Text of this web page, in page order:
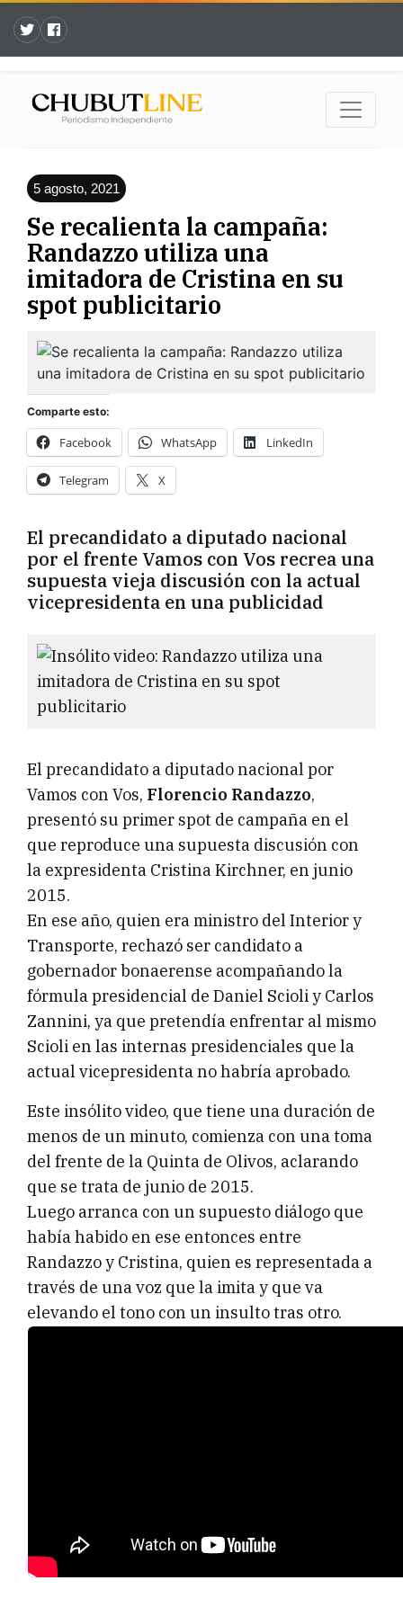
5 agosto, 2021
Se recalienta la campaña:
Randazzo utiliza una
imitadora de Cristina en su
spot publicitario
Comparte esto:
Facebook WhatsApp LinkedIn
Telegram X
El precandidato a diputado nacional
por el frente Vamos con Vos recrea una
supuesta vieja discusión con la actual
vicepresidenta en una publicidad
El precandidato a diputado nacional por
Vamos con Vos, Florencio Randazzo,
presentó su primer spot de campaña en el
que reproduce una supuesta discusión con
la expresidenta Cristina Kirchner, en junio
2015.
En ese año, quien era ministro del Interior y
Transporte, rechazó ser candidato a
gobernador bonaerense acompañando la
fórmula presidencial de Daniel Scioli y Carlos
Zannini, ya que pretendía enfrentar al mismo
Scioli en las internas presidenciales que la
actual vicepresidenta no habría aprobado.
Este insólito video, que tiene una duración de
menos de un minuto, comienza con una toma
del frente de la Quinta de Olivos, aclarando
que se trata de junio de 2015.
Luego arranca con un supuesto diálogo que
había habido en ese entonces entre
Randazzo y Cristina, quien es representada a
través de una voz que la imita y que va
elevando el tono con un insulto tras otro.